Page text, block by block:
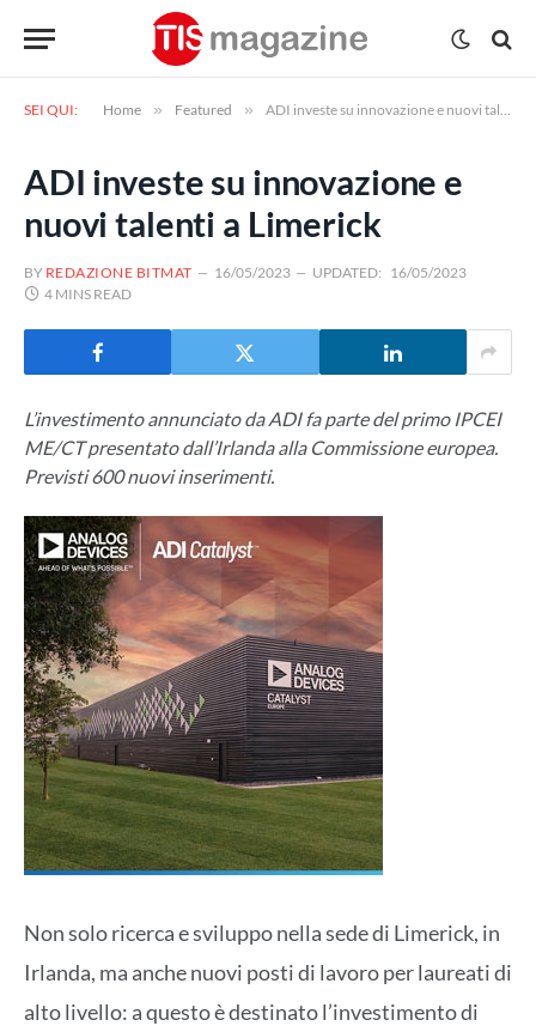
SEI QUI: Home » Featured » ADI investe su innovazione e nuovi talenti a Limerick
ADI investe su innovazione e
nuovi talenti a Limerick
BY REDAZIONE BITMAT 16/05/2023 UPDATED: 16/05/2023
4 MINS READ
L’investimento annunciato da ADI fa parte del primo IPCEI
ME/CT presentato dall’Irlanda alla Commissione europea.
Previsti 600 nuovi inserimenti.
Non solo ricerca e sviluppo nella sede di Limerick, in
Irlanda, ma anche nuovi posti di lavoro per laureati di
alto livello: a questo è destinato l’investimento di